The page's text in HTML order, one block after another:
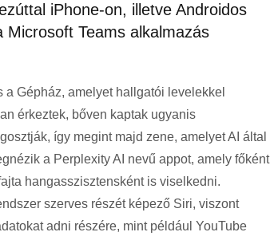
iPhone-on, illetve Androidos
Microsoft Teams alkalmazás
Gépház, amelyet hallgatói levelekkel
érkeztek, bőven kaptak ugyanis
így megint majd zene, amelyet AI által
a Perplexity AI nevű appot, amely főként
hangasszisztensként is viselkedni.
szerves részét képező Siri, viszont
adni részére, mint például YouTube